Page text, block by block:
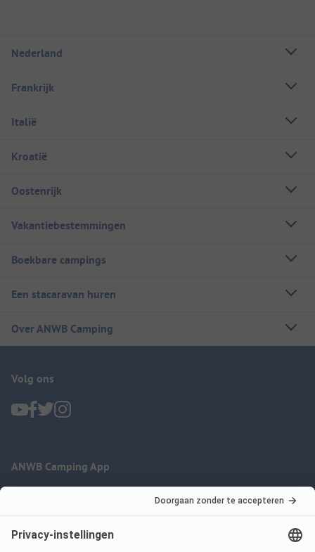
Nederland
Frankrijk
Italië
Kroatië
Oostenrijk
Vakantiebestemmingen
Boekbare campings
Een stacaravan huren
Over ANWB Camping
Volg ons
ANWB Camping App